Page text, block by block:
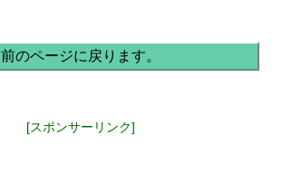
前のページに戻ります。
[スポンサーリンク]